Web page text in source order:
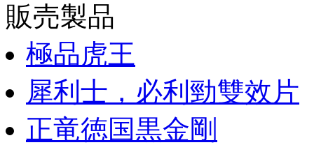
販売製品
極品虎王
犀利士，必利勁雙效片
正竜徳国黒金剛